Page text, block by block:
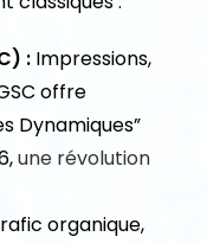
: Impressions,
offre
Dynamiques”
une révolution
organique,